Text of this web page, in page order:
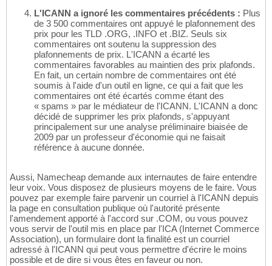
L'ICANN a ignoré les commentaires précédents : Plus
de 3 500 commentaires ont appuyé le plafonnement des
prix pour les TLD .ORG, .INFO et .BIZ. Seuls six
commentaires ont soutenu la suppression des
plafonnements de prix. L'ICANN a écarté les
commentaires favorables au maintien des prix plafonds.
En fait, un certain nombre de commentaires ont été
soumis à l'aide d'un outil en ligne, ce qui a fait que les
commentaires ont été écartés comme étant des
« spams » par le médiateur de l'ICANN. L'ICANN a donc
décidé de supprimer les prix plafonds, s'appuyant
principalement sur une analyse préliminaire biaisée de
2009 par un professeur d'économie qui ne faisait
référence à aucune donnée.
Aussi, Namecheap demande aux internautes de faire entendre
leur voix. Vous disposez de plusieurs moyens de le faire. Vous
pouvez par exemple faire parvenir un courriel à l'ICANN depuis
la page en consultation publique où l'autorité présente
l'amendement apporté à l'accord sur .COM, ou vous pouvez
vous servir de l'outil mis en place par l'ICA (Internet Commerce
Association), un formulaire dont la finalité est un courriel
adressé à l'ICANN qui peut vous permettre d'écrire le moins
possible et de dire si vous êtes en faveur ou non.